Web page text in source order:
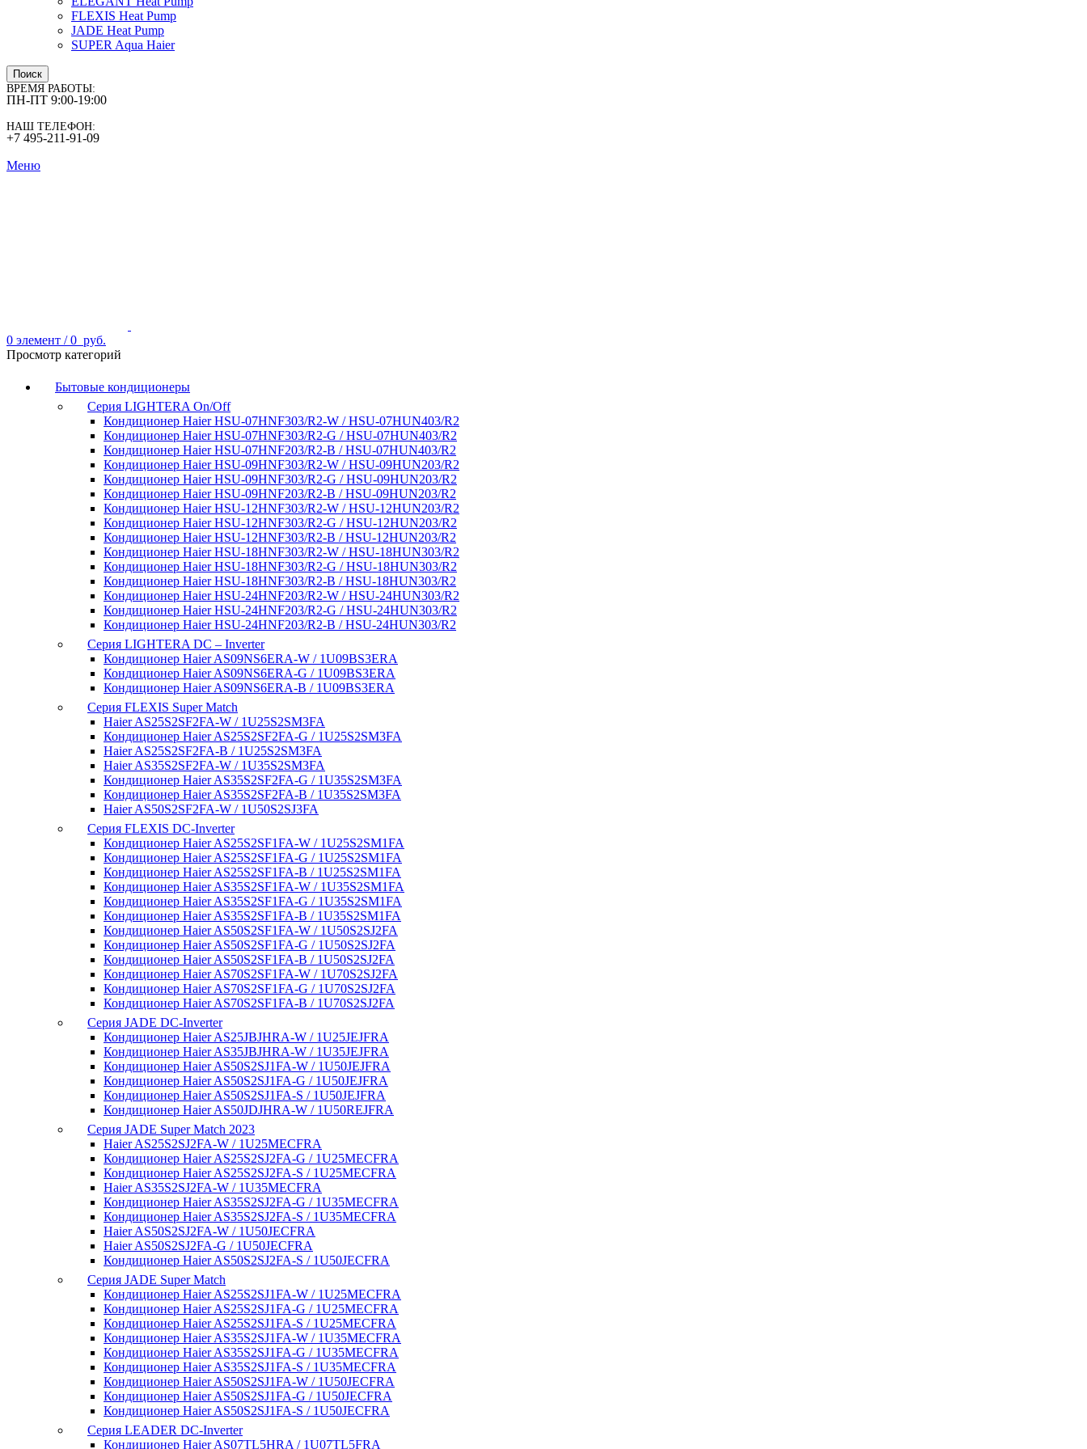
FLEXIS Heat Pump
JADE Heat Pump
SUPER Aqua Haier
Поиск
ВРЕМЯ РАБОТЫ:
ПН-ПТ 9:00-19:00
НАШ ТЕЛЕФОН:
+7 495-211-91-09
Меню
0 элемент / 0 руб.
Просмотр категорий
Бытовые кондиционеры
Серия LIGHTERA On/Off
Кондиционер Haier HSU-07HNF303/R2-W / HSU-07HUN403/R2
Кондиционер Haier HSU-07HNF303/R2-G / HSU-07HUN403/R2
Кондиционер Haier HSU-07HNF203/R2-B / HSU-07HUN403/R2
Кондиционер Haier HSU-09HNF303/R2-W / HSU-09HUN203/R2
Кондиционер Haier HSU-09HNF303/R2-G / HSU-09HUN203/R2
Кондиционер Haier HSU-09HNF203/R2-B / HSU-09HUN203/R2
Кондиционер Haier HSU-12HNF303/R2-W / HSU-12HUN203/R2
Кондиционер Haier HSU-12HNF303/R2-G / HSU-12HUN203/R2
Кондиционер Haier HSU-12HNF303/R2-B / HSU-12HUN203/R2
Кондиционер Haier HSU-18HNF303/R2-W / HSU-18HUN303/R2
Кондиционер Haier HSU-18HNF303/R2-G / HSU-18HUN303/R2
Кондиционер Haier HSU-18HNF303/R2-B / HSU-18HUN303/R2
Кондиционер Haier HSU-24HNF203/R2-W / HSU-24HUN303/R2
Кондиционер Haier HSU-24HNF203/R2-G / HSU-24HUN303/R2
Кондиционер Haier HSU-24HNF203/R2-B / HSU-24HUN303/R2
Серия LIGHTERA DC – Inverter
Кондиционер Haier AS09NS6ERA-W / 1U09BS3ERA
Кондиционер Haier AS09NS6ERA-G / 1U09BS3ERA
Кондиционер Haier AS09NS6ERA-B / 1U09BS3ERA
Серия FLEXIS Super Match
Haier AS25S2SF2FA-W / 1U25S2SM3FA
Кондиционер Haier AS25S2SF2FA-G / 1U25S2SM3FA
Haier AS25S2SF2FA-B / 1U25S2SM3FA
Haier AS35S2SF2FA-W / 1U35S2SM3FA
Кондиционер Haier AS35S2SF2FA-G / 1U35S2SM3FA
Кондиционер Haier AS35S2SF2FA-B / 1U35S2SM3FA
Haier AS50S2SF2FA-W / 1U50S2SJ3FA
Серия FLEXIS DC-Inverter
Кондиционер Haier AS25S2SF1FA-W / 1U25S2SM1FA
Кондиционер Haier AS25S2SF1FA-G / 1U25S2SM1FA
Кондиционер Haier AS25S2SF1FA-B / 1U25S2SM1FA
Кондиционер Haier AS35S2SF1FA-W / 1U35S2SM1FA
Кондиционер Haier AS35S2SF1FA-G / 1U35S2SM1FA
Кондиционер Haier AS35S2SF1FA-B / 1U35S2SM1FA
Кондиционер Haier AS50S2SF1FA-W / 1U50S2SJ2FA
Кондиционер Haier AS50S2SF1FA-G / 1U50S2SJ2FA
Кондиционер Haier AS50S2SF1FA-B / 1U50S2SJ2FA
Кондиционер Haier AS70S2SF1FA-W / 1U70S2SJ2FA
Кондиционер Haier AS70S2SF1FA-G / 1U70S2SJ2FA
Кондиционер Haier AS70S2SF1FA-B / 1U70S2SJ2FA
Серия JADE DC-Inverter
Кондиционер Haier AS25JBJHRA-W / 1U25JEJFRA
Кондиционер Haier AS35JBJHRA-W / 1U35JEJFRA
Кондиционер Haier AS50S2SJ1FA-W / 1U50JEJFRA
Кондиционер Haier AS50S2SJ1FA-G / 1U50JEJFRA
Кондиционер Haier AS50S2SJ1FA-S / 1U50JEJFRA
Кондиционер Haier AS50JDJHRA-W / 1U50REJFRA
Серия JADE Super Match 2023
Haier AS25S2SJ2FA-W / 1U25MECFRA
Кондиционер Haier AS25S2SJ2FA-G / 1U25MECFRA
Кондиционер Haier AS25S2SJ2FA-S / 1U25MECFRA
Haier AS35S2SJ2FA-W / 1U35MECFRA
Кондиционер Haier AS35S2SJ2FA-G / 1U35MECFRA
Кондиционер Haier AS35S2SJ2FA-S / 1U35MECFRA
Haier AS50S2SJ2FA-W / 1U50JECFRA
Haier AS50S2SJ2FA-G / 1U50JECFRA
Кондиционер Haier AS50S2SJ2FA-S / 1U50JECFRA
Серия JADE Super Match
Кондиционер Haier AS25S2SJ1FA-W / 1U25MECFRA
Кондиционер Haier AS25S2SJ1FA-G / 1U25MECFRA
Кондиционер Haier AS25S2SJ1FA-S / 1U25MECFRA
Кондиционер Haier AS35S2SJ1FA-W / 1U35MECFRA
Кондиционер Haier AS35S2SJ1FA-G / 1U35MECFRA
Кондиционер Haier AS35S2SJ1FA-S / 1U35MECFRA
Кондиционер Haier AS50S2SJ1FA-W / 1U50JECFRA
Кондиционер Haier AS50S2SJ1FA-G / 1U50JECFRA
Кондиционер Haier AS50S2SJ1FA-S / 1U50JECFRA
Серия LEADER DC-Inverter
Кондиционер Haier AS07TL5HRA / 1U07TL5FRA